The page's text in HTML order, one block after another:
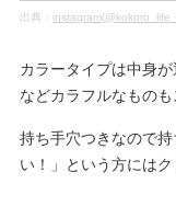
出典：
カラータイプは中身
などカラフルなものも
持ち手穴つきなので
い！」という方にはク